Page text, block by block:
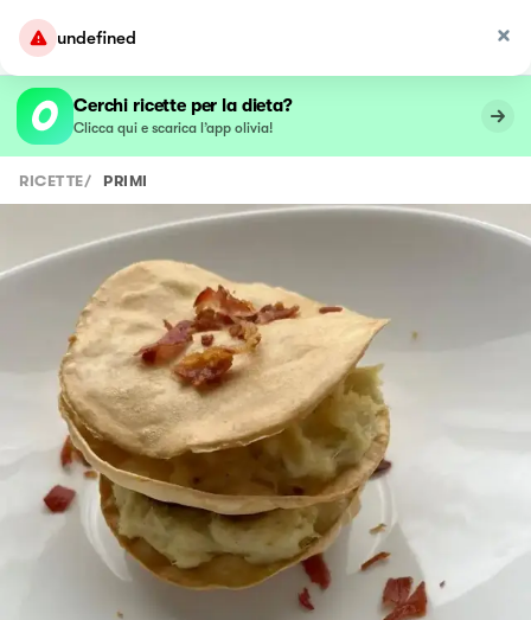
undefined
Cerchi ricette per la dieta?
Clicca qui e scarica l’app olivia!
RICETTE/ PRIMI